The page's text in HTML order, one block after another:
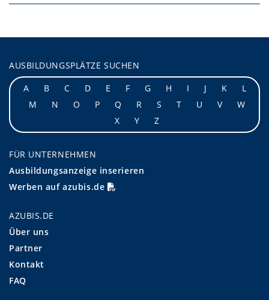
AUSBILDUNGSPLÄTZE SUCHEN
A
B C D E F G H I J K
L
M
N O P Q R S T U V
W
X
Y Z
FÜR UNTERNEHMEN
Ausbildungsanzeige inserieren
Werben auf azubis.de
AZUBIS.DE
Über uns
Partner
Kontakt
FAQ